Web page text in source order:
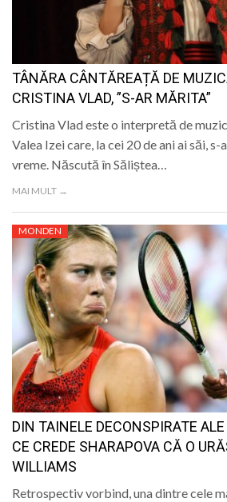
TÂNĂRA CÂNTĂREAȚĂ DE
CRISTINA VLAD, ”S-AR MĂRITA”
Cristina Vlad este o interpretă de
Valea Izei care, la cei 20 de ani ai săi,
vreme. Născută în Săliștea…
MAI MULT →
MONDEN
DIN TAINELE DECONSPIRATE
CE CREDE SHARAPOVA CĂ O
WILLIAMS
Retrospectiv vorbind, una dintre cele